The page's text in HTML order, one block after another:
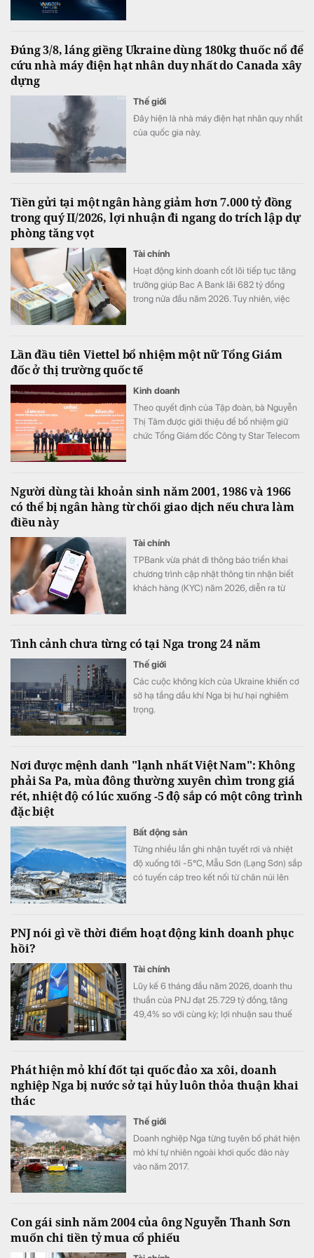
ABBank đồng hành kiến tạo một hành trình
trải nghiệm hạnh phúc độc bản, khó quên
Đúng 3/8, láng giềng Ukraine dùng 180kg thuốc nổ để
cứu nhà máy điện hạt nhân duy nhất do Canada xây
dựng
Thế giới
Đây hiện là nhà máy điện hạt nhân quy nhất
của quốc gia này.
Tiền gửi tại một ngân hàng giảm hơn 7.000 tỷ đồng
trong quý II/2026, lợi nhuận đi ngang do trích lập dự
phòng tăng vọt
Tài chính
Hoạt động kinh doanh cốt lõi tiếp tục tăng
trưởng giúp Bac A Bank lãi 682 tỷ đồng
trong nửa đầu năm 2026. Tuy nhiên, việc
ngân hàng.
Lần đầu tiên Viettel bổ nhiệm một nữ Tổng Giám
đốc ở thị trường quốc tế
Kinh doanh
Theo quyết định của Tập đoàn, bà Nguyễn
Thị Tâm được giới thiệu để bổ nhiệm giữ
chức Tổng Giám đốc Công ty Star Telecom
Người dùng tài khoản sinh năm 2001, 1986 và 1966
có thể bị ngân hàng từ chối giao dịch nếu chưa làm
điều này
Tài chính
TPBank vừa phát đi thông báo triển khai
chương trình cập nhật thông tin nhận biết
khách hàng (KYC) năm 2026, diễn ra từ
Tình cảnh chưa từng có tại Nga trong 24 năm
Thế giới
Các cuộc không kích của Ukraine khiến cơ
sở hạ tầng dầu khí Nga bị hư hại nghiêm
trọng.
Nơi được mệnh danh "lạnh nhất Việt Nam": Không
phải Sa Pa, mùa đông thường xuyên chìm trong giá
rét, nhiệt độ có lúc xuống -5 độ sắp có một công trình
đặc biệt
Bất động sản
Từng nhiều lần ghi nhận tuyết rơi và nhiệt
độ xuống tới -5°C, Mẫu Sơn (Lạng Sơn) sắp
có tuyến cáp treo kết nối từ chân núi lên
PNJ nói gì về thời điểm hoạt động kinh doanh phục
hồi?
Tài chính
Lũy kế 6 tháng đầu năm 2026, doanh thu
thuần của PNJ đạt 25.729 tỷ đồng, tăng
49,4% so với cùng kỳ; lợi nhuận sau thuế
Phát hiện mỏ khí đốt tại quốc đảo xa xôi, doanh
nghiệp Nga bị nước sở tại hủy luôn thỏa thuận khai
thác
Thế giới
Doanh nghiệp Nga từng tuyên bố phát hiện
mỏ khí tự nhiên ngoài khơi quốc đảo này
vào năm 2017.
Con gái sinh năm 2004 của ông Nguyễn Thanh Sơn
muốn chi tiền tỷ mua cổ phiếu